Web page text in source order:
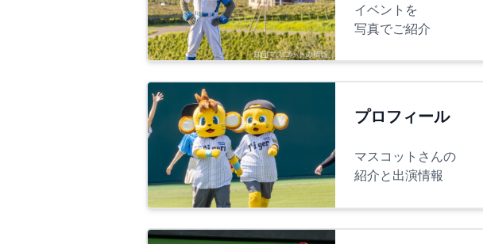
イベントを
写真でご紹介
プロフィール
マスコットさんの
紹介と出演情報